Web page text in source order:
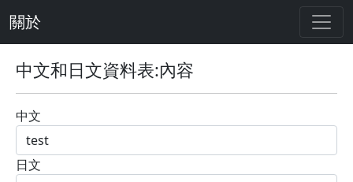
關於
中文和日文資料表:內容
中文
日文